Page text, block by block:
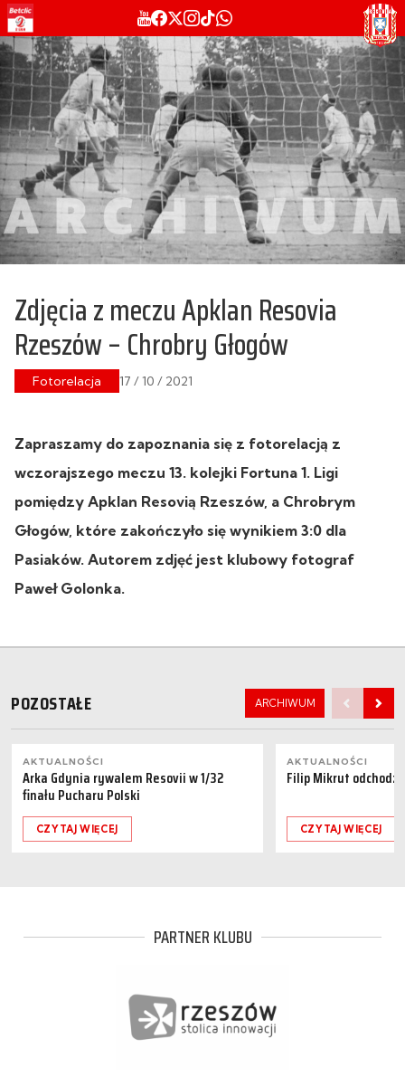
Zdjęcia z meczu Apklan Resovia
Rzeszów – Chrobry Głogów
Fotorelacja 17 / 10 / 2021
Zapraszamy do zapoznania się z fotorelacją z
wczorajszego meczu 13. kolejki Fortuna 1. Ligi
pomiędzy Apklan Resovią Rzeszów, a Chrobrym
Głogów, które zakończyło się wynikiem 3:0 dla
Pasiaków. Autorem zdjęć jest klubowy fotograf
Paweł Golonka.
POZOSTAŁE ARCHIWUM
AKTUALNOŚCI
Arka Gdynia rywalem Resovii w 1/32
finału Pucharu Polski
CZYTAJ WIĘCEJ
AKTUALNOŚCI
Filip Mikrut
CZYTAJ WIĘCEJ
PARTNER KLUBU